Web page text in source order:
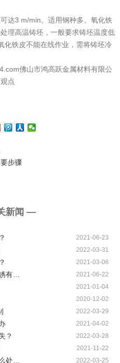
3 m/min。适用钢种多。氧化铁
理高温铸坯，一般要求铸坯温度低
化铁皮不能在线作业，需将铸坯冷
佛山市鸿高跃金属材料有限公
点
步骤
新闻 —
2021-06-23
2022-03-31
2021-03-06
有… 2021-06-22
2021-01-04
2020-12-02
2022-03-29
2021-04-02
？ 2022-03-28
2021-11-22
处… 2022-03-25